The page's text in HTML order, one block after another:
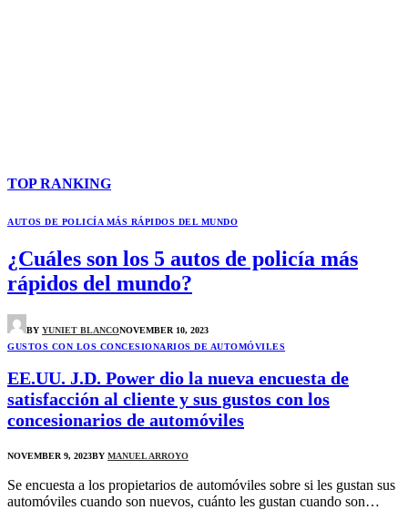
TOPRANKING
AUTOS DE POLICÍA MÁS RÁPIDOS DEL MUNDO
¿Cuáles son los 5 autos de policía más
rápidos del mundo?
BY YUNIET BLANCONOVEMBER 10, 2023
GUSTOS CON LOS CONCESIONARIOS DE AUTOMÓVILES
EE.UU. J.D. Power dio la nueva encuesta de
satisfacción al cliente y sus gustos con los
concesionarios de automóviles
NOVEMBER 9, 2023BY MANUEL ARROYO
Se encuesta a los propietarios de automóviles sobre si les gustan sus
automóviles cuando son nuevos, cuánto les gustan cuando son…